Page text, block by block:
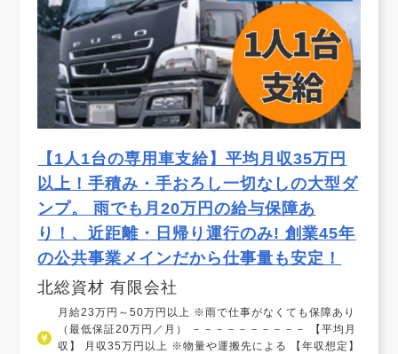
【1人1台の専用車支給】平均月収35万円
以上！手積み・手おろし一切なしの大型ダ
ンプ。 雨でも月20万円の給与保障あ
り！、近距離・日帰り運行のみ! 創業45年
の公共事業メインだから仕事量も安定！
北総資材 有限会社
月給23万円～50万円以上 ※雨で仕事がなくても保障あり
（最低保証20万円／月） －－－－－－－－－－ 【平均月
収】 月収35万円以上 ※物量や運搬先による 【年収想定】